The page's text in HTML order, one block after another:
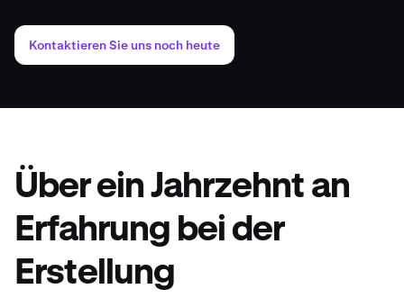
Kontaktieren Sie uns noch heute
Über ein Jahrzehnt an
Erfahrung bei der
Erstellung